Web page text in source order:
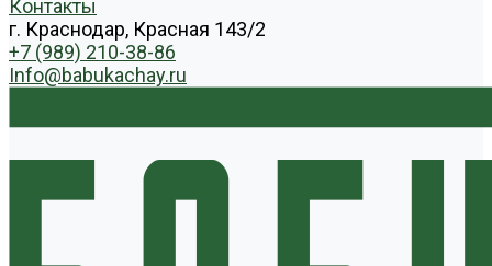
Контакты
г. Краснодар, Красная 143/2
+7 (989) 210-38-86
Info@babukachay.ru